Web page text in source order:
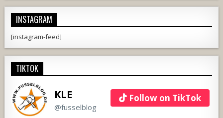
INSTAGRAM
[instagram-feed]
TIKTOK
KLE
@fusselblog
Follow on TikTok